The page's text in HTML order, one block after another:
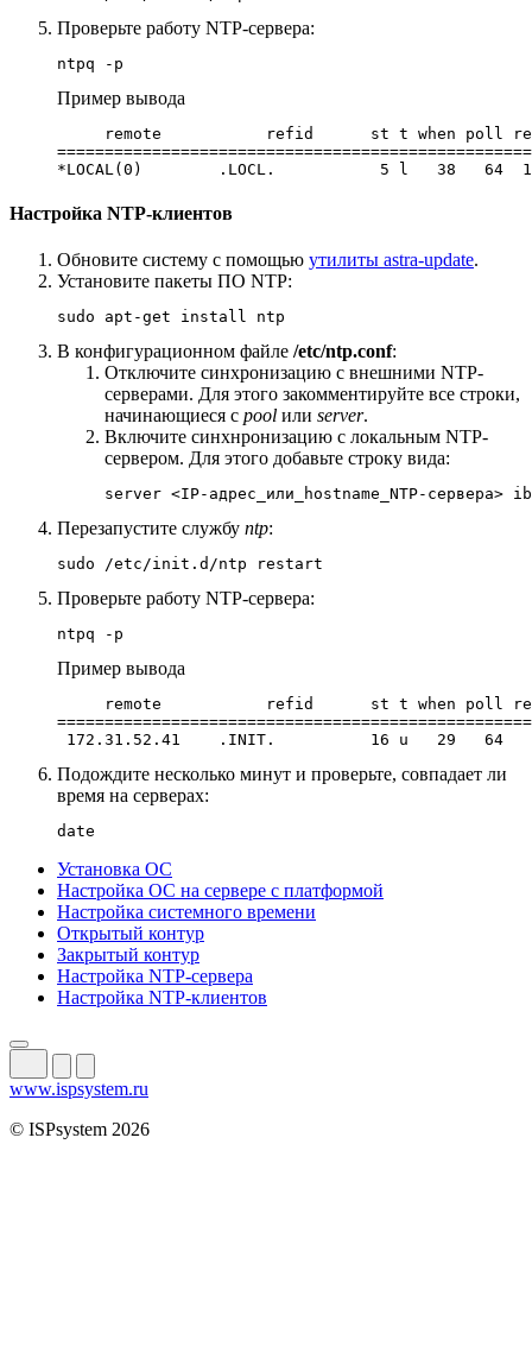
Проверьте работу NTP-сервера:
ntpq -p
Пример вывода
remote           refid      st t when poll
*LOCAL(0)        .LOCL.           5 l   38   64
Настройка NTP-клиентов
Обновите систему с помощью утилиты astra-update.
Установите пакеты ПО NTP:
sudo apt-get install ntp
В конфигурационном файле /etc/ntp.conf:
Отключите синхронизацию с внешними NTP-
серверами. Для этого закомментируйте все строки,
начинающиеся с pool или server.
Включите синхнронизацию с локальным NTP-
сервером. Для этого добавьте строку вида:
server <IP-адрес_или_hostname_NTP-сервера>
Перезапустите службу ntp:
sudo /etc/init.d/ntp restart
Проверьте работу NTP-сервера:
ntpq -p
Пример вывода
remote           refid      st t when poll
172.31.52.41    .INIT.          16 u   29   64
Подождите несколько минут и проверьте, совпадает ли
время на серверах:
date
Установка ОС
Настройка ОС на сервере с платформой
Настройка системного времени
Открытый контур
Закрытый контур
Настройка NTP-сервера
Настройка NTP-клиентов
www.ispsystem.ru
© ISPsystem 2026